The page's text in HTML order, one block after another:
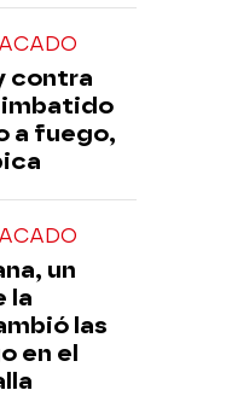
contra
imbatido
a fuego,
un
la
las
en el